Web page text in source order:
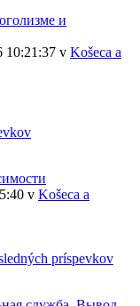
и
10:21:37 v Košeca a
v Košeca a